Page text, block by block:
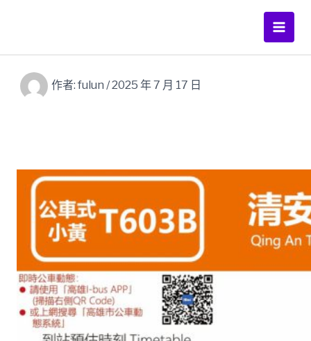
Main
作者: fulun /2025 年 7 月 17 日